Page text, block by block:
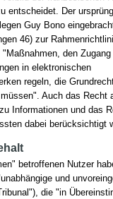
entscheidet. Der
Guy Bono
46) zur
den
in elektronischen
regeln, die
Auch das Recht
Informationen und das
dabei berücksichtigt
betroffenen Nutzer
und
die "in